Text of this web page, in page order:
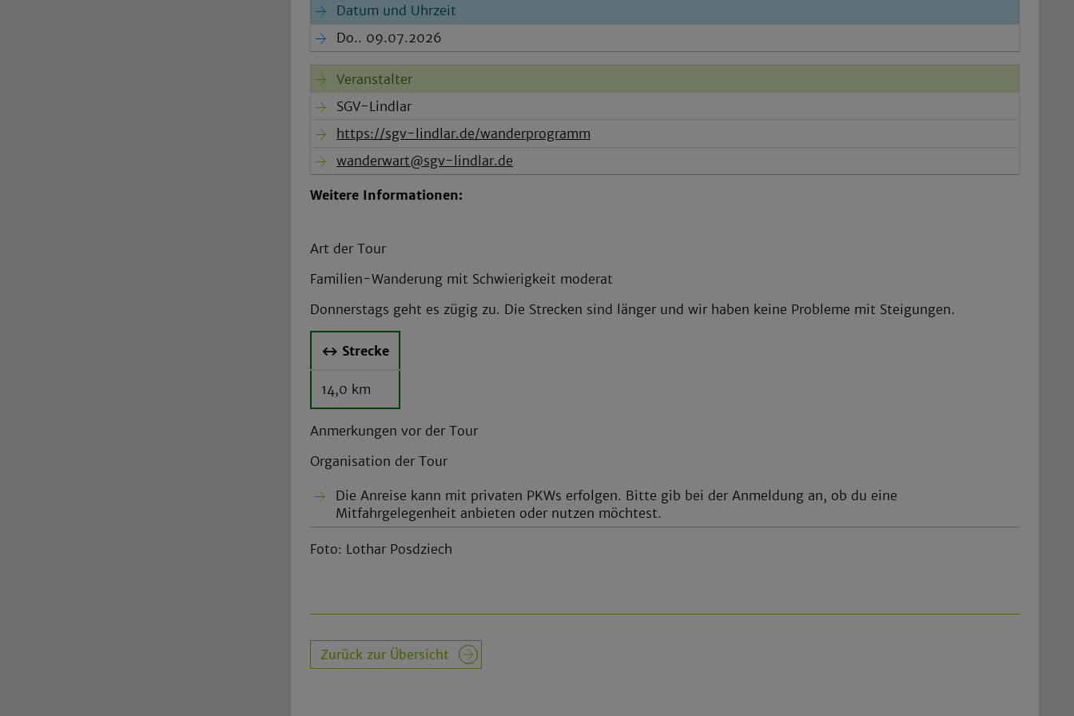
Datum und Uhrzeit
Do.. 09.07.2026
Veranstalter
SGV-Lindlar
https://sgv-lindlar.de/wanderprogramm
wanderwart@sgv-lindlar.de
Weitere Informationen:
Art der Tour
Familien-Wanderung mit Schwierigkeit moderat
Donnerstags geht es zügig zu. Die Strecken sind länger und wir haben keine Probleme mit Steigungen.
↔︎ Strecke
14,0 km
Anmerkungen vor der Tour
Organisation der Tour
Die Anreise kann mit privaten PKWs erfolgen. Bitte gib bei der Anmeldung an, ob du eine
Mitfahrgelegenheit anbieten oder nutzen möchtest.
Foto: Lothar Posdziech
Zurück zur Übersicht